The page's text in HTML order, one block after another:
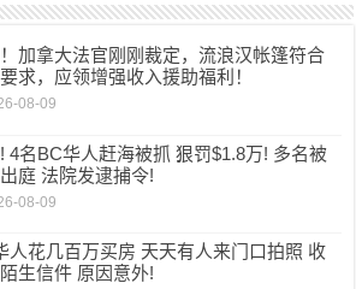
加拿大法官刚刚裁定，流浪汉帐篷符合
求，应领增强收入援助福利！
08-09
4名BC华人赶海被抓 狠罚$1.8万! 多名被
庭 法院发逮捕令!
08-09
人花几百万买房 天天有人来门口拍照 收
生信件 原因意外!